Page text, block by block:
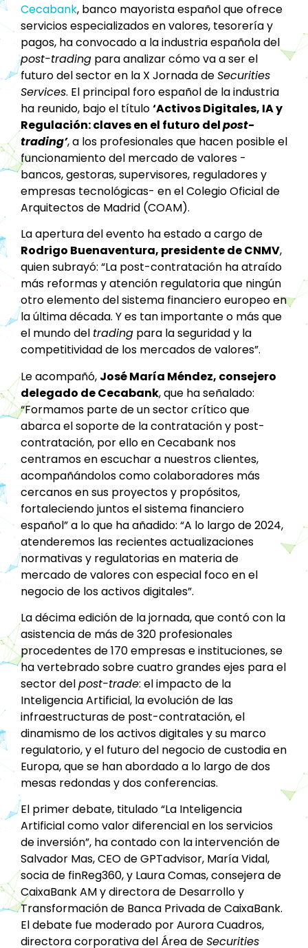
Cecabank, banco mayorista español que ofrece
servicios especializados en valores, tesorería y
pagos, ha convocado a la industria española del
post-trading para analizar cómo va a ser el
futuro del sector en la X Jornada deSecurities
Services. El principal foro español de la industria
ha reunido, bajo el título‘Activos Digitales, IA y
Regulación: claves en el futuro delpost-
trading’, a los profesionales que hacen posible el
funcionamiento del mercado de valores -
bancos, gestoras, supervisores, reguladores y
empresas tecnológicas- en el Colegio Oficial de
Arquitectos de Madrid (COAM).
La apertura del evento ha estado a cargo de
Rodrigo Buenaventura, presidente de CNMV,
quien subrayó: “La post-contratación ha atraído
más reformas y atención regulatoria que ningún
otro elemento del sistema financiero europeo en
la última década. Y es tan importante o más que
el mundo del trading para la seguridad y la
competitividad de los mercados de valores”.
Le acompañó, José María Méndez, consejero
delegado de Cecabank, que ha señalado:
“Formamos parte de un sector crítico que
abarca el soporte de la contratación y post-
contratación, por ello en Cecabank nos
centramos en escuchar a nuestros clientes,
acompañándolos como colaboradores más
cercanos en sus proyectos y propósitos,
fortaleciendo juntos el sistema financiero
español” a lo que ha añadido: “A lo largo de 2024,
atenderemos las recientes actualizaciones
normativas y regulatorias en materia de
mercado de valores con especial foco en el
negocio de los activos digitales”.
La décima edición de la jornada, que contó con la
asistencia de más de 320 profesionales
procedentes de 170 empresas e instituciones, se
ha vertebrado sobre cuatro grandes ejes para el
sector delpost-trade: el impacto de la
Inteligencia Artificial, la evolución de las
infraestructuras de post-contratación, el
dinamismo de los activos digitales y su marco
regulatorio, y el futuro del negocio de custodia en
Europa, que se han abordado a lo largo de dos
mesas redondas y dos conferencias.
El primer debate, titulado “La Inteligencia
Artificial como valor diferencial en los servicios
de inversión”, ha contado con la intervención de
Salvador Mas, CEO de GPTadvisor, María Vidal,
socia de finReg360, y Laura Comas, consejera de
CaixaBank AM y directora de Desarrollo y
Transformación de Banca Privada de CaixaBank.
El debate fue moderado por Aurora Cuadros,
directora corporativa del Área deSecurities